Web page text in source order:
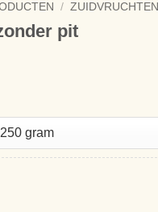
/ ZUIDVRUCHTEN
pit
pit aantal